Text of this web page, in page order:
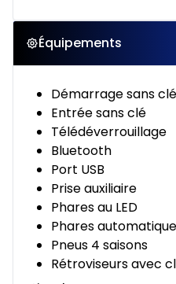
Équipements
Démarrage sans clé
Entrée sans clé
Télédéverrouillage
Bluetooth
Port USB
Prise auxiliaire
Phares au LED
Phares
Pneus 4 saisons
Rétroviseurs avec